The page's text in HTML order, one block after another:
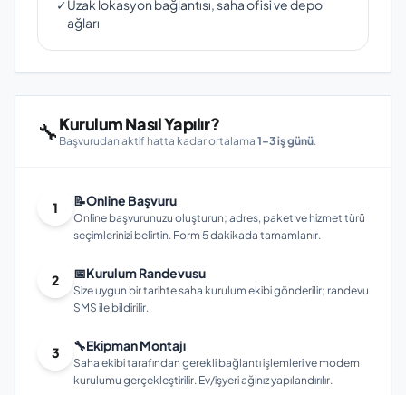
✓Uzak lokasyon bağlantısı, saha ofisi ve depo
ağları
🔧Kurulum Nasıl Yapılır?
Başvurudan aktif hatta kadar ortalama 1–3 iş günü.
1 📝Online Başvuru
Online başvurunuzu oluşturun; adres, paket ve hizmet türü
seçimlerinizi belirtin. Form 5 dakikada tamamlanır.
2 📅Kurulum Randevusu
Size uygun bir tarihte saha kurulum ekibi gönderilir; randevu
SMS ile bildirilir.
3 🔧Ekipman Montajı
Saha ekibi tarafından gerekli bağlantı işlemleri ve modem
kurulumu gerçekleştirilir. Ev/işyeri ağınız yapılandırılır.